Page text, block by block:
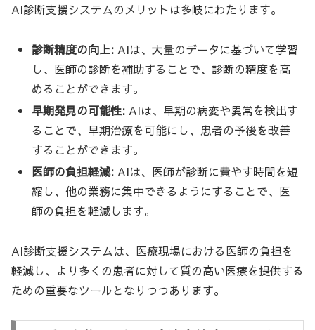
AI診断支援システムのメリットは多岐にわたります。
診断精度の向上: AIは、大量のデータに基づいて学習
し、医師の診断を補助することで、診断の精度を高
めることができます。
早期発見の可能性: AIは、早期の病変や異常を検出す
ることで、早期治療を可能にし、患者の予後を改善
することができます。
医師の負担軽減: AIは、医師が診断に費やす時間を短
縮し、他の業務に集中できるようにすることで、医
師の負担を軽減します。
AI診断支援システムは、医療現場における医師の負担を
軽減し、より多くの患者に対して質の高い医療を提供する
ための重要なツールとなりつつあります。